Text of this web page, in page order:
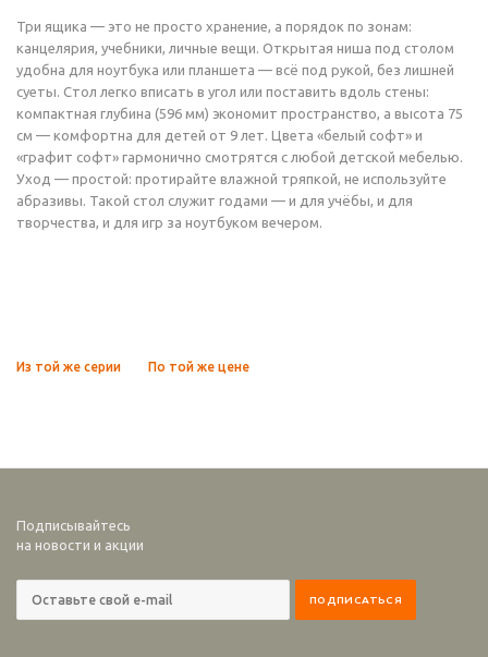
Три ящика — это не просто хранение, а порядок по зонам:
канцелярия, учебники, личные вещи. Открытая ниша под столом
удобна для ноутбука или планшета — всё под рукой, без лишней
суеты. Стол легко вписать в угол или поставить вдоль стены:
компактная глубина (596 мм) экономит пространство, а высота 75
см — комфортна для детей от 9 лет. Цвета «белый софт» и
«графит софт» гармонично смотрятся с любой детской мебелью.
Уход — простой: протирайте влажной тряпкой, не используйте
абразивы. Такой стол служит годами — и для учёбы, и для
творчества, и для игр за ноутбуком вечером.
Из той же серии По той же цене
Подписывайтесь
на новости и акции